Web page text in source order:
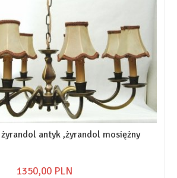
antyk ,żyrandol mosiężny
1350,00PLN